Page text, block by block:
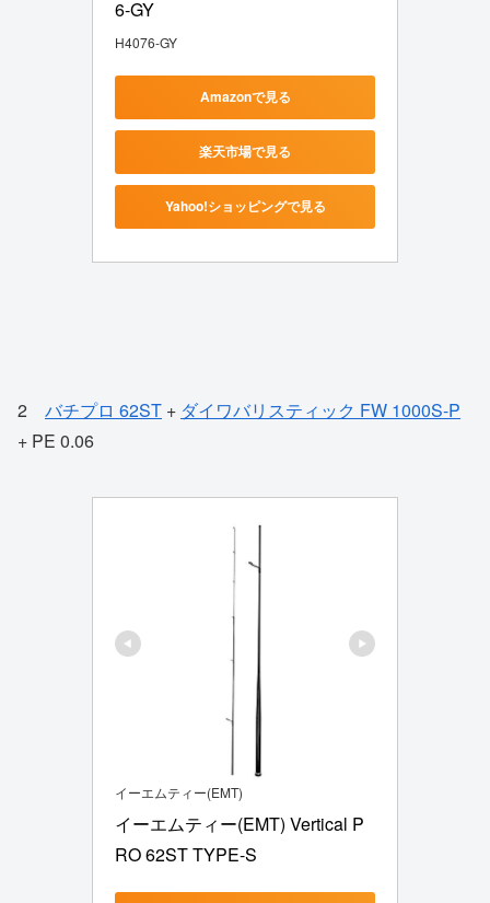
6-GY
H4076-GY
Amazonで見る
楽天市場で見る
Yahoo!ショッピングで見る
2 バチプロ 62ST + ダイワバリスティック FW 1000S-P
+ PE 0.06
イーエムティー(EMT)
イーエムティー(EMT) Vertical P
RO 62ST TYPE-S